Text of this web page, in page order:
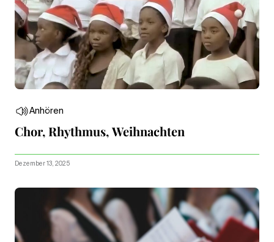
Anhören
Chor, Rhythmus, Weihnachten
Dezember 13, 2025